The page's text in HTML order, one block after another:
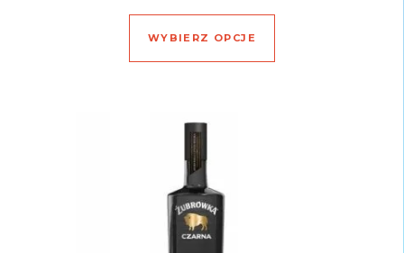
WYBIERZ OPCJE
Ten produkt ma